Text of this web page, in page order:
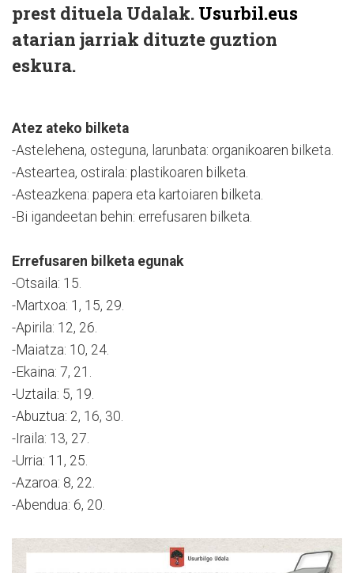
prest dituela Udalak. Usurbil.eus
atarian jarriak dituzte guztion
eskura.
Atez ateko bilketa
-Astelehena, osteguna, larunbata: organikoaren bilketa.
-Asteartea, ostirala: plastikoaren bilketa.
-Asteazkena: papera eta kartoiaren bilketa.
-Bi igandeetan behin: errefusaren bilketa.
Errefusaren bilketa egunak
-Otsaila: 15.
-Martxoa: 1, 15, 29.
-Apirila: 12, 26.
-Maiatza: 10, 24.
-Ekaina: 7, 21.
-Uztaila: 5, 19.
-Abuztua: 2, 16, 30.
-Iraila: 13, 27.
-Urria: 11, 25.
-Azaroa: 8, 22.
-Abendua: 6, 20.